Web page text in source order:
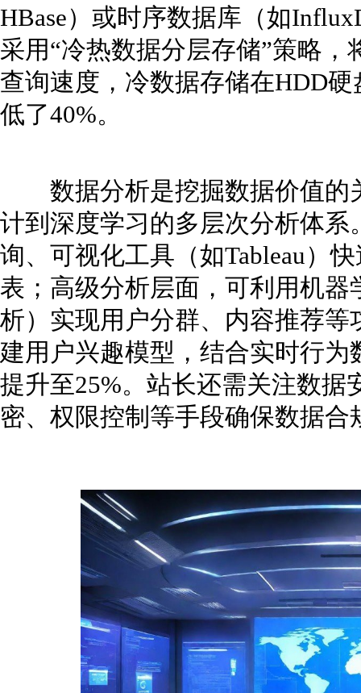
HBase）或时序数据库（如
采用“冷热数据分层存储”策略，
查询速度，冷数据存储在HDD
低了40%。
数据分析是挖掘数据价值的
计到深度学习的多层次分析体
询、可视化工具（如Tableau）
表；高级分析层面，可利用机
析）实现用户分群、内容推荐
建用户兴趣模型，结合实时行
提升至25%。站长还需关注数
密、权限控制等手段确保数据合